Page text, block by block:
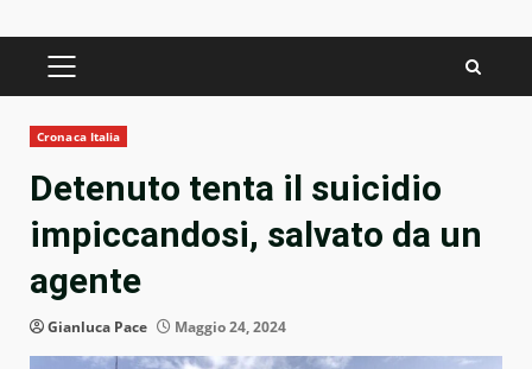
PRIMARY
Cronaca Italia
Detenuto tenta il suicidio
impiccandosi, salvato da un
agente
Gianluca Pace Maggio 24, 2024